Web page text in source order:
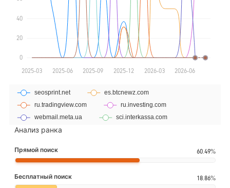
Анализ ранка
Прямой поиск 60.49%
Бесплатный поиск 18.86%